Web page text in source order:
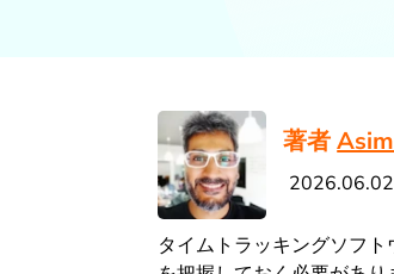
著者
2026.06.02
タイムトラッキングソフ